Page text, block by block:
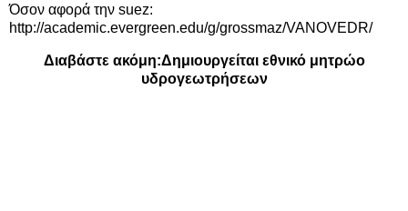
Όσον αφορά την suez:
http://academic.evergreen.edu/g/grossmaz/VANOVEDR/
Διαβάστε ακόμη:Δημιουργείται εθνικό μητρώο
υδρογεωτρήσεων